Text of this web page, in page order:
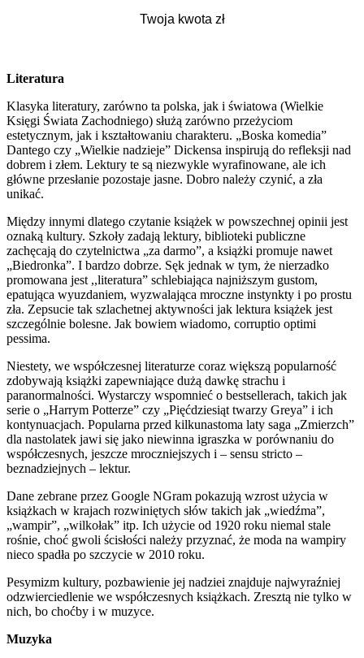
Literatura
Klasyka literatury, zarówno ta polska, jak i światowa (Wielkie
Księgi Świata Zachodniego) służą zarówno przeżyciom
estetycznym, jak i kształtowaniu charakteru. „Boska komedia”
Dantego czy „Wielkie nadzieje” Dickensa inspirują do refleksji nad
dobrem i złem. Lektury te są niezwykle wyrafinowane, ale ich
główne przesłanie pozostaje jasne. Dobro należy czynić, a zła
unikać.
Między innymi dlatego czytanie książek w powszechnej opinii jest
oznaką kultury. Szkoły zadają lektury, biblioteki publiczne
zachęcają do czytelnictwa „za darmo”, a książki promuje nawet
„Biedronka”. I bardzo dobrze. Sęk jednak w tym, że nierzadko
promowana jest ,,literatura” schlebiająca najniższym gustom,
epatująca wyuzdaniem, wyzwalająca mroczne instynkty i po prostu
zła. Zepsucie tak szlachetnej aktywności jak lektura książek jest
szczególnie bolesne. Jak bowiem wiadomo, corruptio optimi
pessima.
Niestety, we współczesnej literaturze coraz większą popularność
zdobywają książki zapewniające dużą dawkę strachu i
paranormalności. Wystarczy wspomnieć o bestsellerach, takich jak
serie o „Harrym Potterze” czy „Pięćdziesiąt twarzy Greya” i ich
kontynuacjach. Popularna przed kilkunastoma laty saga „Zmierzch”
dla nastolatek jawi się jako niewinna igraszka w porównaniu do
współczesnych, jeszcze mroczniejszych i – sensu stricto –
beznadziejnych – lektur.
Dane zebrane przez Google NGram pokazują wzrost użycia w
książkach w krajach rozwiniętych słów takich jak „wiedźma”,
„wampir”, „wilkołak” itp. Ich użycie od 1920 roku niemal stale
rośnie, choć gwoli ścisłości należy przyznać, że moda na wampiry
nieco spadła po szczycie w 2010 roku.
Pesymizm kultury, pozbawienie jej nadziei znajduje najwyraźniej
odzwierciedlenie we współczesnych książkach. Zresztą nie tylko w
nich, bo choćby i w muzyce.
Muzyka